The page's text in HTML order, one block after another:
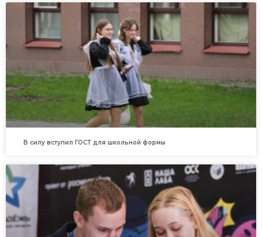
В силу вступил ГОСТ для школьной формы